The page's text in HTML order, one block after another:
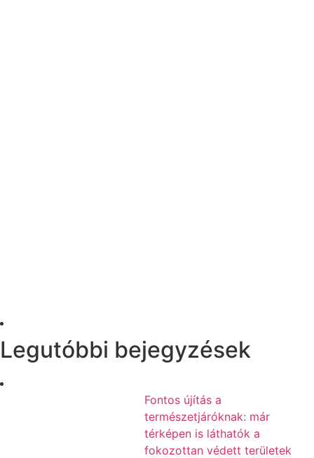
Legutóbbi bejegyzések
Fontos újítás a
természetjáróknak: már
térképen is láthatók a
fokozottan védett területek